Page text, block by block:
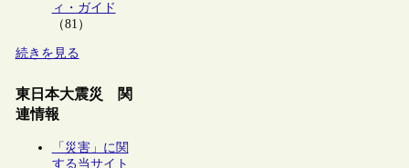
ィ・ガイド
（81）
続きを見る
東日本大震災 関
連情報
「災害」に関
する当サイト